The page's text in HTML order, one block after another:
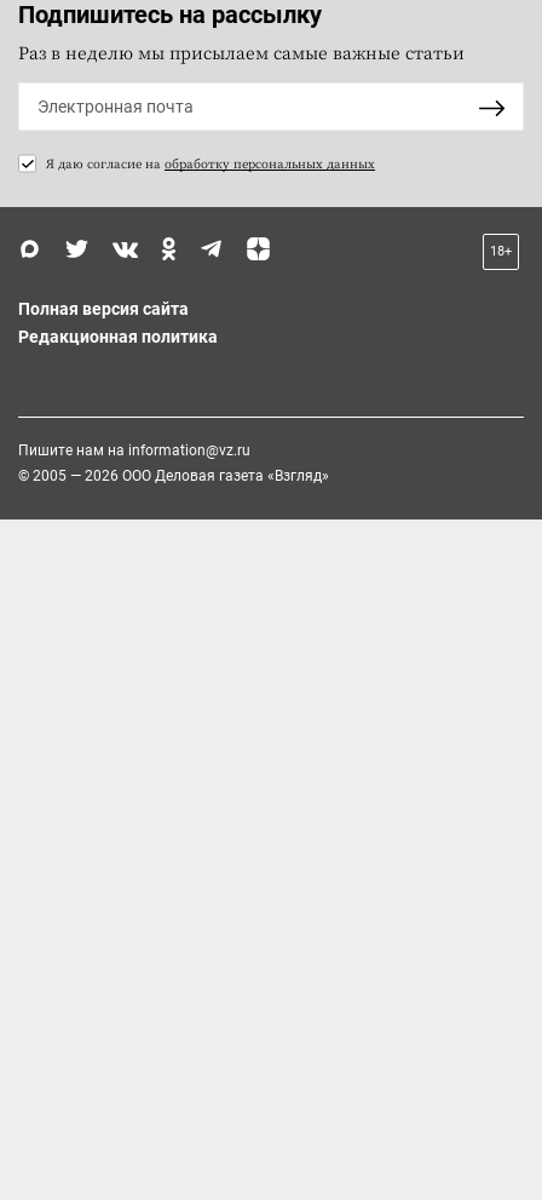
Подпишитесь на рассылку
Раз в неделю мы присылаем самые важные статьи
Я даю согласие на обработку персональных данных
18+
Полная версия сайта
Редакционная политика
Пишите нам на information@vz.ru
© 2005 — 2026 ООО Деловая газета «Взгляд»